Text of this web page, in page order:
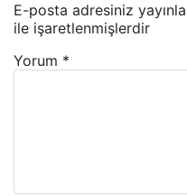
E-posta adresiniz
ile işaretlenmişlerdir
Yorum *